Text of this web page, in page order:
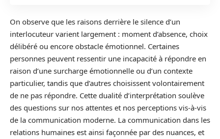
On observe que les raisons derrière le silence d’un
interlocuteur varient largement : moment d’absence, choix
délibéré ou encore obstacle émotionnel. Certaines
personnes peuvent ressentir une incapacité à répondre en
raison d’une surcharge émotionnelle ou d’un contexte
particulier, tandis que d’autres choisissent volontairement
de ne pas répondre. Cette dualité d’interprétation soulève
des questions sur nos attentes et nos perceptions vis-à-vis
de la communication moderne. La communication dans les
relations humaines est ainsi façonnée par des nuances, et